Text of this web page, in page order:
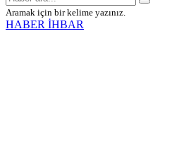
Aramak için bir kelime yazınız.
HABER İHBAR